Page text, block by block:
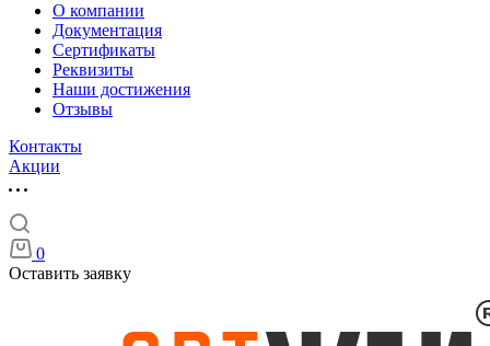
О компании
Документация
Сертификаты
Реквизиты
Наши достижения
Отзывы
Контакты
Акции
0
Оставить заявку